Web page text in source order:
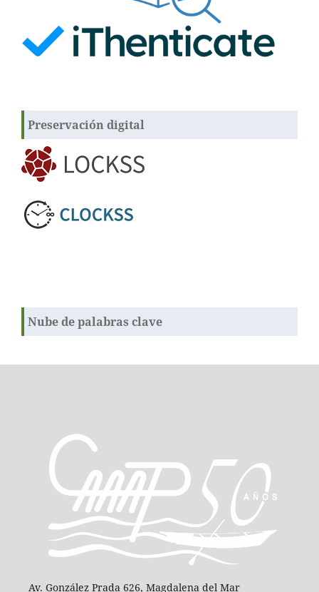
Preservación digital
Nube de palabras clave
Av. González Prada 626, Magdalena del Mar